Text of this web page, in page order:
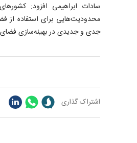
سادات ابراهیمی افزود:
محدودیت‌هایی برای استفاده از
جدی و جدیدی در بهینه‌سازی فضای
اشتراک گذاری